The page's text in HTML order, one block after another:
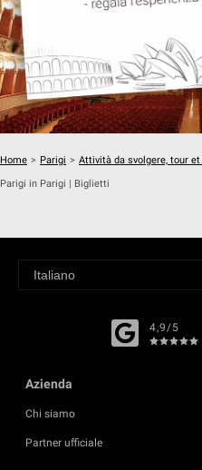
Home > Parigi > Attività da svolgere, tour
Parigi in Parigi | Biglietti
4,9/5
Azienda
Chi siamo
Partner ufficiale